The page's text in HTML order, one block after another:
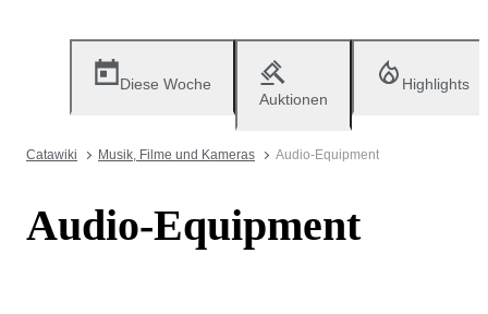
Diese Woche
Auktionen
Highlights
Catawiki Musik, Filme und Kameras Audio-Equipment
Audio-Equipment